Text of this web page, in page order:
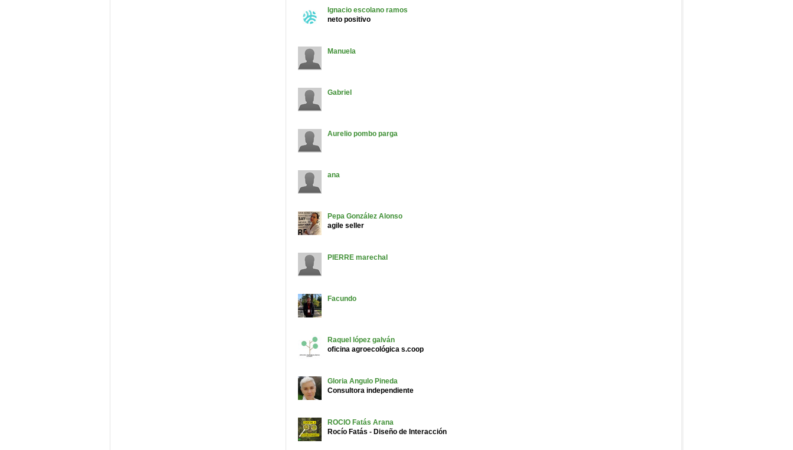
Ignacio escolano ramos
neto positivo
Manuela
Gabriel
Aurelio pombo parga
ana
Pepa González Alonso
agile seller
PIERRE marechal
Facundo
Raquel
lópez galván
oficina agroecológica s.coop
Gloria Angulo Pineda
Consultora independiente
ROCIO Fatás Arana
Rocío Fatás - Diseño de Interacción